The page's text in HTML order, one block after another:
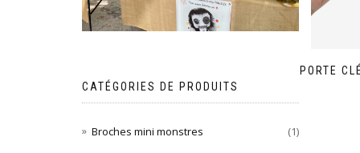
PORTE
CATÉGORIES DE PRODUITS
Broches mini monstres (1)